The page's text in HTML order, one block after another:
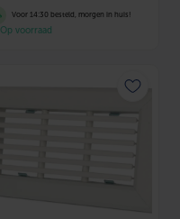
Voor 14:30 besteld, morgen in huis!
Op voorraad